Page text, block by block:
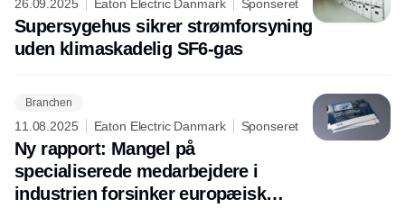
26.09.2025 Eaton Electric Danmark Sponseret
Supersygehus sikrer strømforsyning
uden klimaskadelig SF6-gas
Branchen
11.08.2025 Eaton Electric Danmark Sponseret
Ny rapport: Mangel på
specialiserede medarbejdere i
industrien forsinker europæisk